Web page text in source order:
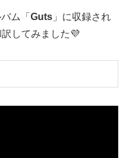
ム「 Guts 」に収録され
訳してみました💜